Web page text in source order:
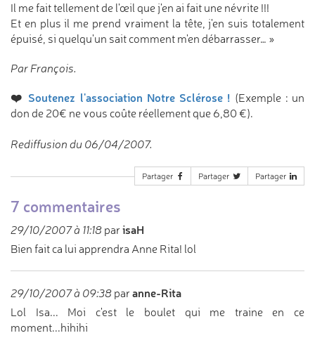
Il me fait tellement de l'œil que j'en ai fait une névrite !!!
Et en plus il me prend vraiment la tête, j'en suis totalement
épuisé, si quelqu'un sait comment m'en débarrasser… »
Par François.
❤️ Soutenez l'association Notre Sclérose ! (Exemple : un
don de 20€ ne vous coûte réellement que 6,80 €).
Rediffusion du 06/04/2007.
Partager Partager Partager
7 commentaires
29/10/2007 à 11:18 par isaH
Bien fait ca lui apprendra Anne Rita! lol
29/10/2007 à 09:38 par anne-Rita
Lol Isa... Moi c'est le boulet qui me traine en ce
moment...hihihi